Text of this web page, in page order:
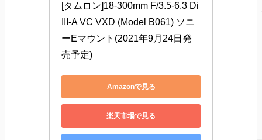
[タムロン]18-300mm F/3.5-6.3 Di
III-A VC VXD (Model B061) ソニ
ーEマウント(2021年9月24日発
売予定)
Amazonで見る
楽天市場で見る